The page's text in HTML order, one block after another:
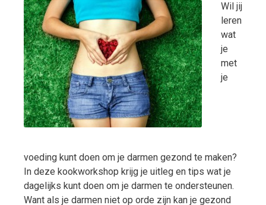
Wil jij
leren
wat
je
met
je
voeding kunt doen om je darmen gezond te maken?
In deze kookworkshop krijg je uitleg en tips wat je
dagelijks kunt doen om je darmen te ondersteunen.
Want als je darmen niet op orde zijn kan je gezond